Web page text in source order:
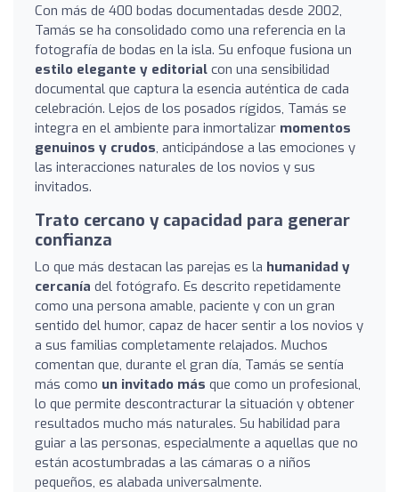
Con más de 400 bodas documentadas desde 2002,
Tamás se ha consolidado como una referencia en la
fotografía de bodas en la isla. Su enfoque fusiona un
estilo elegante y editorial con una sensibilidad
documental que captura la esencia auténtica de cada
celebración. Lejos de los posados rígidos, Tamás se
integra en el ambiente para inmortalizar momentos
genuinos y crudos, anticipándose a las emociones y
las interacciones naturales de los novios y sus
invitados.
Trato cercano y capacidad para generar
confianza
Lo que más destacan las parejas es la humanidad y
cercanía del fotógrafo. Es descrito repetidamente
como una persona amable, paciente y con un gran
sentido del humor, capaz de hacer sentir a los novios y
a sus familias completamente relajados. Muchos
comentan que, durante el gran día, Tamás se sentía
más como un invitado más que como un profesional,
lo que permite descontracturar la situación y obtener
resultados mucho más naturales. Su habilidad para
guiar a las personas, especialmente a aquellas que no
están acostumbradas a las cámaras o a niños
pequeños, es alabada universalmente.